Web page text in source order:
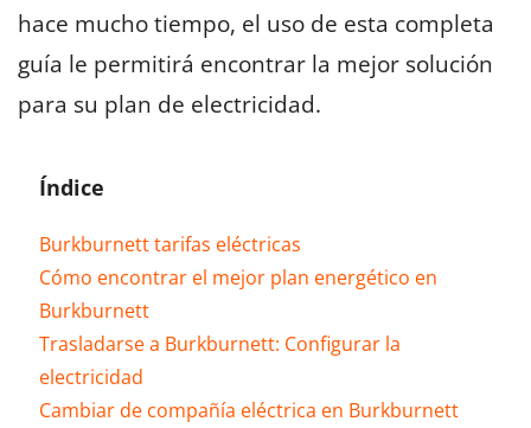
hace mucho tiempo, el uso de esta completa
guía le permitirá encontrar la mejor solución
para su plan de electricidad.
Índice
Burkburnett tarifas eléctricas
Cómo encontrar el mejor plan energético en
Burkburnett
Trasladarse a Burkburnett: Configurar la
electricidad
Cambiar de compañía eléctrica en Burkburnett